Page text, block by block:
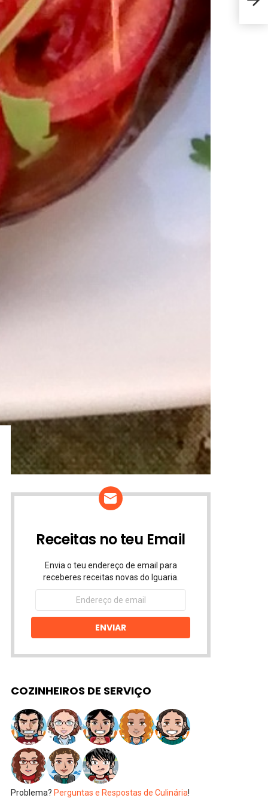
Receitas no teu Email
Envia o teu endereço de email para
receberes receitas novas do Iguaria.
Endereço
email
ENVIAR
COZINHEIROS DE SERVIÇO
Problema? Perguntas e Respostas de Culinária!